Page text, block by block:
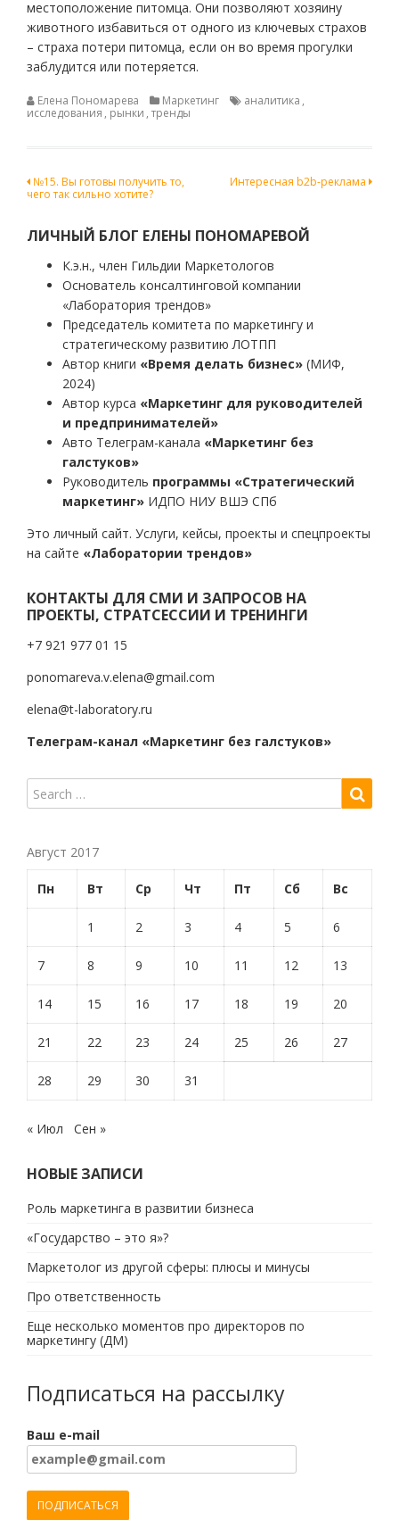
местоположение питомца. Они позволяют хозяину
животного избавиться от одного из ключевых страхов
– страха потери питомца, если он во время прогулки
заблудится или потеряется.
Елена Пономарева Маркетинг аналитика ,
исследования , рынки , тренды
Навигация
записям
№15. Вы готовы получить то,
чего так сильно хотите?
Интересная b2b-реклама
ЛИЧНЫЙ БЛОГ ЕЛЕНЫ ПОНОМАРЕВОЙ
К.э.н., член Гильдии Маркетологов
Основатель консалтинговой компании
«Лаборатория трендов»
Председатель комитета по маркетингу и
стратегическому развитию ЛОТПП
Автор книги «Время делать бизнес» (МИФ,
2024)
Автор курса «Маркетинг для руководителей
и предпринимателей»
Авто Телеграм-канала «Маркетинг без
галстуков»
Руководитель программы «Стратегический
маркетинг» ИДПО НИУ ВШЭ СПб
Это личный сайт. Услуги, кейсы, проекты и спецпроекты
на сайте «Лаборатории трендов»
КОНТАКТЫ ДЛЯ СМИ И ЗАПРОСОВ НА
ПРОЕКТЫ, СТРАТСЕССИИ И ТРЕНИНГИ
+7 921 977 01 15
ponomareva.v.elena@gmail.com
elena@t-laboratory.ru
Телеграм-канал «Маркетинг без галстуков»
Август 2017
Пн Вт Ср Чт Пт Сб Вс
1 2 3 4 5 6
7 8 9 10 11 12 13
14 15 16 17 18 19 20
21 22 23 24 25 26 27
28 29 30 31
« Июл Сен »
НОВЫЕ ЗАПИСИ
Роль маркетинга в развитии бизнеса
«Государство – это я»?
Маркетолог из другой сферы: плюсы и минусы
Про ответственность
Еще несколько моментов про директоров по
маркетингу (ДМ)
Подписаться на рассылку
Ваш e-mail